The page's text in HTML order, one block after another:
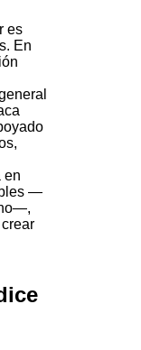
es
En
en
—